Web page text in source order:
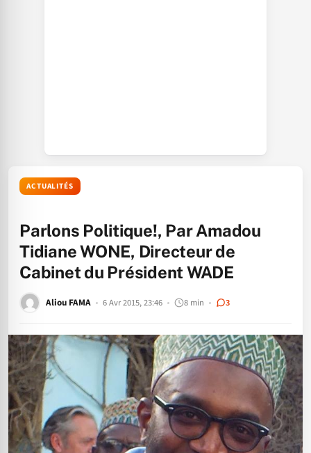
ACTUALITÉS
Parlons Politique!, Par Amadou
Tidiane WONE, Directeur de
Cabinet du Président WADE
Aliou FAMA 6 Avr 2015, 23:46 8 min 3